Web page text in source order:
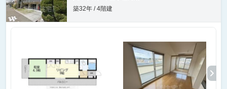
築32年 / 4階建